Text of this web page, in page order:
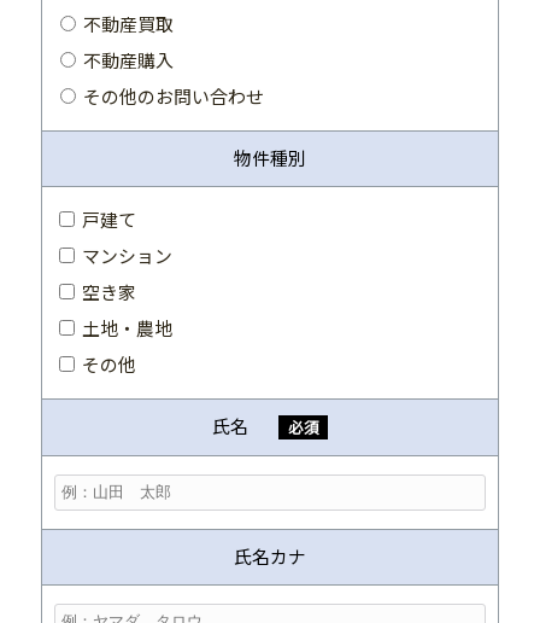
不動産買取
不動産購入
その他のお問い合わせ
物件種別
戸建て
マンション
空き家
土地・農地
その他
氏名 必須
氏名カナ